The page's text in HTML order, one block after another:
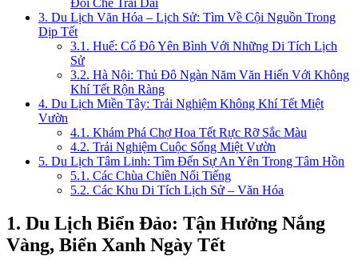
3. Du Lịch Văn Hóa – Lịch Sử: Tìm Về Cội Nguồn Trong
Dịp Tết
3.1. Huế: Cố Đô Yên Bình Với Những Di Tích Lịch
Sử
3.2. Hà Nội: Thủ Đô Ngàn Năm Văn Hiến Với Không
Khí Tết Rộn Ràng
4. Du Lịch Miền Tây: Trải Nghiệm Không Khí Tết Miệt
Vườn
4.1. Khám Phá Chợ Hoa Tết Rực Rỡ Sắc Màu
4.2. Trải Nghiệm Cuộc Sống Miệt Vườn
5. Du Lịch Tâm Linh: Tìm Đến Sự An Yên Trong Tâm Hồn
5.1. Các Chùa Chiền Nổi Tiếng
5.2. Các Khu Di Tích Lịch Sử – Văn Hóa
1. Du Lịch Biển Đảo: Tận Hưởng Nắng
Vàng, Biển Xanh Ngày Tết